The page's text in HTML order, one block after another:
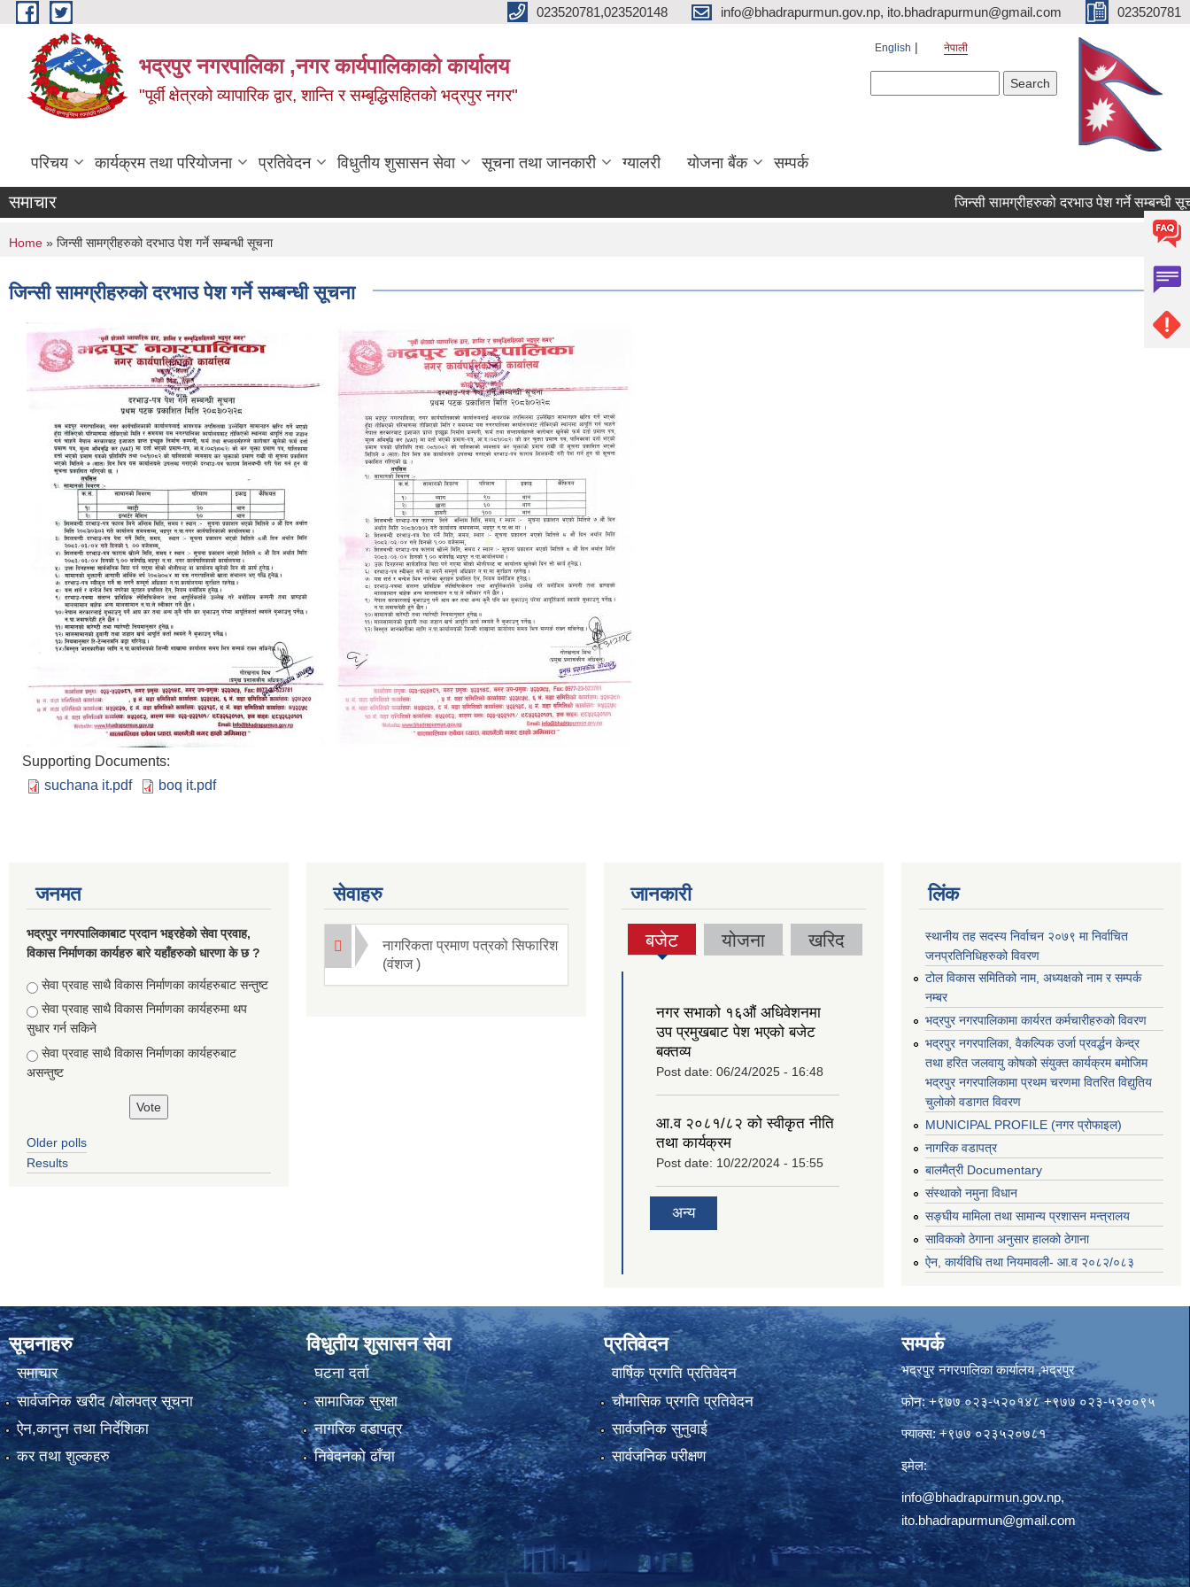
Skip to main content 023520781,023520148 info@bhadrapurmun.gov.np, ito.bhadrapurmun@gmail.com 023520781
भद्रपुर नगरपालिका ,नगर कार्यपालिकाको कार्यालय
"पूर्वी क्षेत्रको व्यापारिक द्वार, शान्ति र सम्बृद्धिसहितको भद्रपुर नगर"
English नेपाली
परिचय कार्यक्रम तथा परियोजना प्रतिवेदन विधुतीय शुसासन सेवा सूचना तथा जानकारी ग्यालरी योजना बैंक सम्पर्क
समाचार जिन्सी सामग्रीहरुको दरभाउ पेश गर्ने सम्बन्धी सूचना
You are here
Home » जिन्सी सामग्रीहरुको दरभाउ पेश गर्ने सम्बन्धी सूचना
जिन्सी सामग्रीहरुको दरभाउ पेश गर्ने सम्बन्धी सूचना
Supporting Documents:
suchana it.pdf
boq it.pdf
जनमत
भद्रपुर नगरपालिकाबाट प्रदान भइरहेको सेवा प्रवाह,
विकास निर्माणका कार्यहरु बारे यहाँहरुको धारणा के छ ?
Choices
सेवा प्रवाह साथै विकास निर्माणका कार्यहरुबाट सन्तुष्ट
सेवा प्रवाह साथै विकास निर्माणका कार्यहरुमा थप
सुधार गर्न सकिने
सेवा प्रवाह साथै विकास निर्माणका कार्यहरुबाट
असन्तुष्ट
Older polls
Results
सेवाहरु
नागरिकता प्रमाण पत्रको सिफारिश
(वंशज )
जानकारी
बजेट
(active
योजना खरिद
नगर सभाको १६‍औं अधिवेशनमा
उप प्रमुखबाट पेश भएको बजेट
बक्तव्य
Post date: 06/24/2025 - 16:48
आ.व २०८१/८२ को स्वीकृत नीति
तथा कार्यक्रम
Post date: 10/22/2024 - 15:55
अन्य
लिंक
स्थानीय तह सदस्य निर्वाचन २०७९ मा निर्वाचित
जनप्रतिनिधिहरुको विवरण
टोल विकास समितिको नाम, अध्यक्षको नाम र सम्पर्क
नम्बर
भद्रपुर नगरपालिकामा कार्यरत कर्मचारीहरुको विवरण
भद्रपुर नगरपालिका, वैकल्पिक उर्जा प्रवर्द्धन केन्द्र
तथा हरित जलवायु कोषको संयुक्त कार्यक्रम बमोजिम
भद्रपुर नगरपालिकामा प्रथम चरणमा वितरित विद्युतिय
चुलोको वडागत विवरण
MUNICIPAL PROFILE (नगर प्रोफाइल)
नागरिक वडापत्र
बालमैत्री Documentary
संस्थाको नमुना विधान
सङ्घीय मामिला तथा सामान्य प्रशासन मन्त्रालय
साविकको ठेगाना अनुसार हालको ठेगाना
ऐन, कार्यविधि तथा नियमावली- आ.व २०८२/०८३
सूचनाहरु
समाचार
सार्वजनिक खरीद /बोलपत्र सूचना
ऐन,कानुन तथा निर्देशिका
कर तथा शुल्कहरु
विधुतीय शुसासन सेवा
घटना दर्ता
सामाजिक सुरक्षा
नागरिक वडापत्र
निवेदनको ढाँचा
प्रतिवेदन
वार्षिक प्रगति प्रतिवेदन
चौमासिक प्रगति प्रतिवेदन
सार्वजनिक सुनुवाई
सार्वजनिक परीक्षण
सम्पर्क
भद्रपुर नगरपालिका कार्यालय ,भद्रपुर
फोन: +९७७ ०२३-५२०१४८ +९७७ ०२३-५२००९५
फ्याक्स: +९७७ ०२३५२०७८१
इमेल:
info@bhadrapurmun.gov.np,
ito.bhadrapurmun@gmail.com